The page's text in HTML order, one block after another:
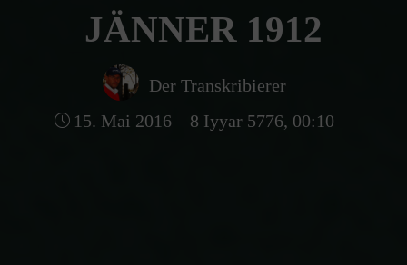
JÄNNER 1912
Der Transkribierer
15. Mai 2016 – 8 Iyyar 5776, 00:10